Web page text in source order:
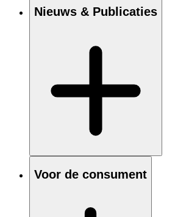
Nieuws & Publicaties
Voor de consument